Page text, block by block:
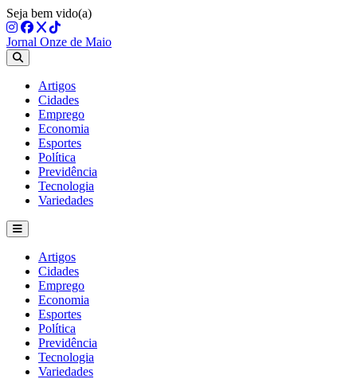
Seja bem vido(a)
Jornal Onze de Maio
Artigos
Cidades
Emprego
Economia
Esportes
Política
Previdência
Tecnologia
Variedades
Artigos
Cidades
Emprego
Economia
Esportes
Política
Previdência
Tecnologia
Variedades